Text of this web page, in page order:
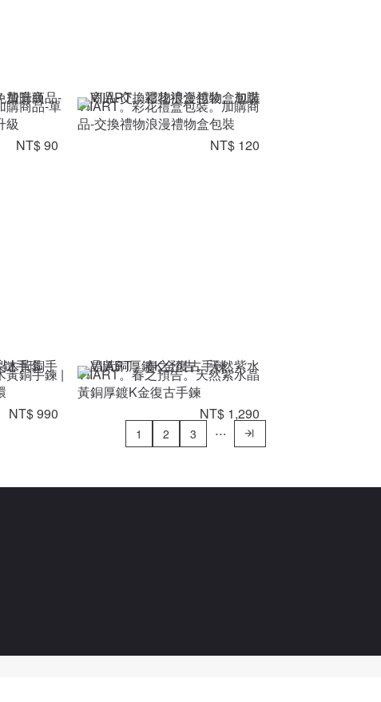
購商品-單
級
NT$ 90
VIIART。彩花禮盒包裝。加購商
品-交換禮物浪漫禮物盒包裝
NT$ 120
黃銅手鍊 |
NT$ 990
VIIART。春之預告。天然紫水晶
黃銅厚鍍K金復古手鍊
NT$ 1,290
1 2 3